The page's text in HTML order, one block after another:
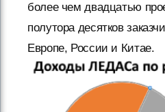
более чем двадцатью
полутора десятков
Европе, России и Китае.